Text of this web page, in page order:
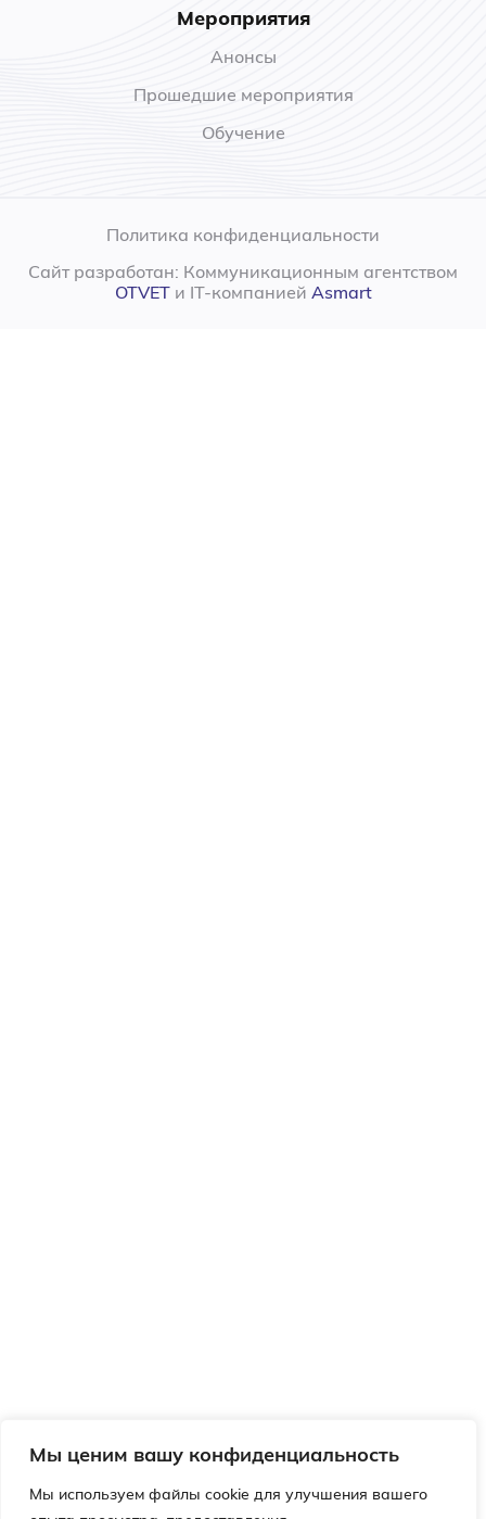
Мы ценим вашу конфиденциальность
Мы используем файлы cookie для улучшения вашего
Мероприятия
Анонсы
Прошедшие мероприятия
Обучение
Политика конфиденциальности
Сайт разработан: Коммуникационным агентством
OTVETи IT-компанией Asmart